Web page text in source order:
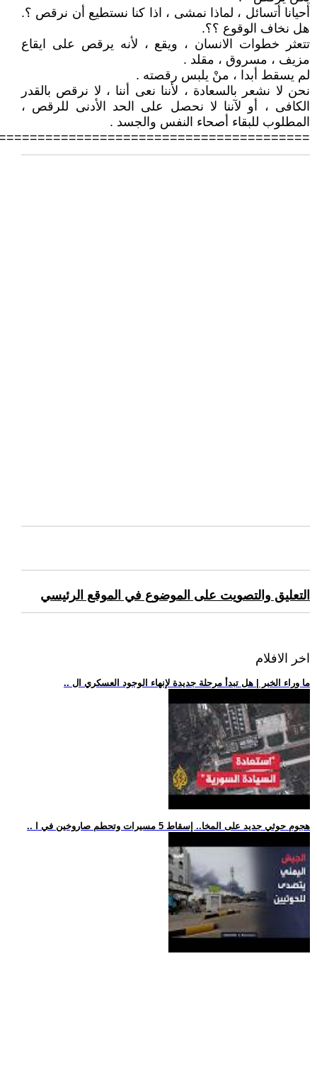
أحيانا أتسائل ، لماذا نمشى ، اذا كنا نستطيع أن نرقص ؟.
هل نخاف الوقوع ؟؟.
تتعثر خطوات الانسان ، ويقع ، لأنه يرقص على ايقاع
مزيف ، مسروق ، مقلد .
لم يسقط أبدا ، منْ يلبس رقصته .
نحن لا نشعر بالسعادة ، لأننا نعى أننا ، لا نرقص بالقدر
الكافى ، أو لآننا لا نحصل على الحد الأدنى للرقص ،
المطلوب للبقاء أصحاء النفس والجسد .
التعليق والتصويت على الموضوع في الموقع الرئيسي
اخر الافلام
.. ما وراء الخبر | هل تبدأ مرحلة جديدة لإنهاء الوجود العسكري ال
.. هجوم حوثي جديد على المخا.. إسقاط 5 مسيرات وتحطم صاروخين في ا